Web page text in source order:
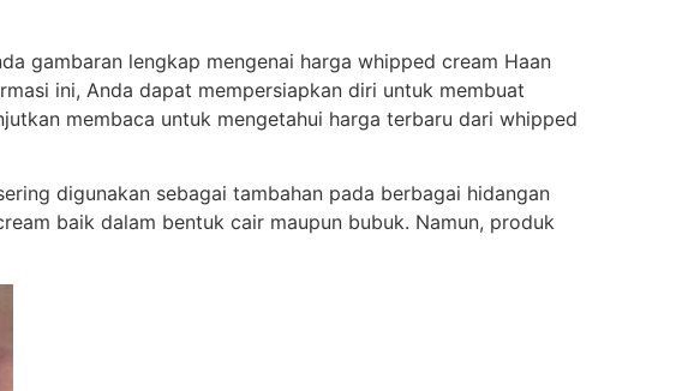
gambaran lengkap mengenai harga whipped cream Haan
ini, Anda dapat mempersiapkan diri untuk membuat
membaca untuk mengetahui harga terbaru dari whipped
digunakan sebagai tambahan pada berbagai hidangan
baik dalam bentuk cair maupun bubuk. Namun, produk